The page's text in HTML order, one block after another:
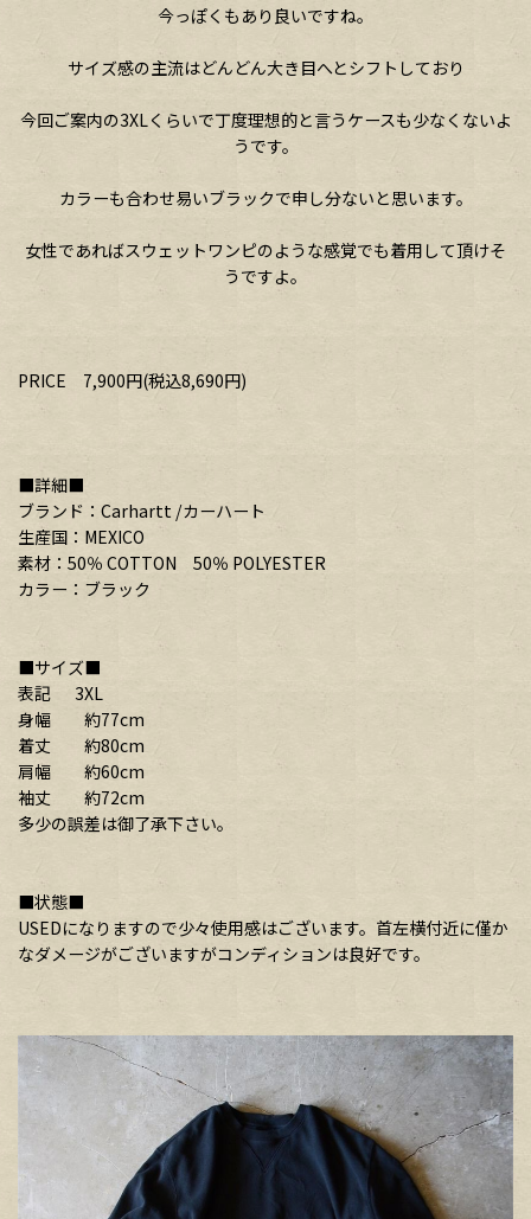
今っぽくもあり良いですね。
サイズ感の主流はどんどん大き目へとシフトしており
今回ご案内の3XLくらいで丁度理想的と言うケースも少なくないよ
うです。
カラーも合わせ易いブラックで申し分ないと思います。
女性であればスウェットワンピのような感覚でも着用して頂けそ
うですよ。
PRICE 7,900円(税込8,690円)
■詳細■
ブランド：Carhartt /カーハート
生産国：MEXICO
素材：50％ COTTON 50％ POLYESTER
カラー：ブラック
■サイズ■
表記 3XL
身幅 約77cm
着丈 約80cm
肩幅 約60cm
袖丈 約72cm
多少の誤差は御了承下さい。
■状態■
USEDになりますので少々使用感はございます。首左横付近に僅か
なダメージがございますがコンディションは良好です。